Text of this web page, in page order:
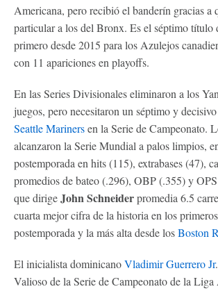
Americana, pero recibió el banderín gracias a
particular a los del Bronx. Es el séptimo título
primero desde 2015 para los Azulejos
con 11 apariciones en playoffs.
En las Series Divisionales eliminaron a los
juegos, pero necesitaron un séptimo y
Seattle Marinersen la Serie de Campeonato.
alcanzaron la Serie Mundial a palos limpios,
postemporada en hits (115), extrabases (47),
promedios de bateo (.296), OBP (.355) y
que dirigeJohn Schneiderpromedia 6.5
cuarta mejor cifra de la historia en los
postemporada y la más alta desde losBoston
El inicialista dominicanoVladimir Guerrero Jr
Valioso de la Serie de Campeonato de la Liga